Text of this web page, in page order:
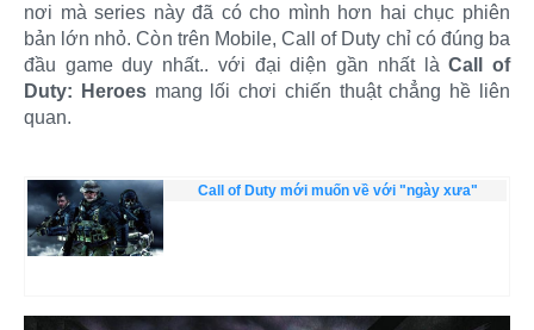
nơi mà series này đã có cho mình hơn hai chục phiên
bản lớn nhỏ. Còn trên Mobile, Call of Duty chỉ có đúng ba
đầu game duy nhất.. với đại diện gần nhất làCall of
Duty: Heroesmang lối chơi chiến thuật chẳng hề liên
quan.
Call of Duty mới muốn về với "ngày xưa"